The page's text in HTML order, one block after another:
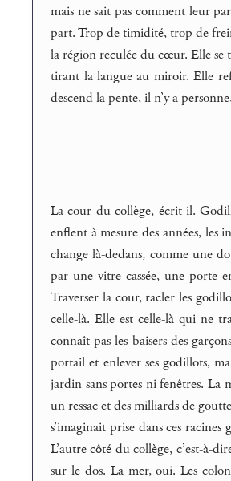
mais ne sait pas comment leur
part. Trop de timidité, trop de
la région reculée du cœur. Elle se
tirant la langue au miroir. Elle
descend la pente, il n’y a
La cour du collège, écrit-il.
enflent à mesure des années, les
change là-dedans, comme une
par une vitre cassée, une porte
Traverser la cour, racler les
celle-là. Elle est celle-là qui ne
connaît pas les baisers des
portail et enlever ses godillots,
jardin sans portes ni fenêtres.
un ressac et des milliards de
s’imaginait prise dans ces
L’autre côté du collège, c’est-à-
sur le dos. La mer, oui. Les